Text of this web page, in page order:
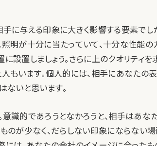
に与える印象に大きく影響する要素でし
明が十分に当たっていて、十分な性能の
設置しましょう。さらに上のクオリティを
もいます。個人的には、相手にあなたの
ないと思います。
識的であろうとなかろうと、相手はあな
のが少なく、だらしない印象にならない